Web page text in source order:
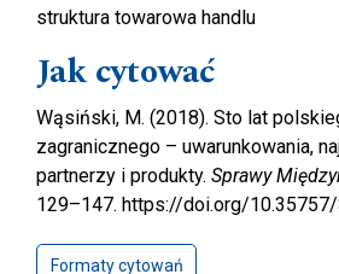
struktura towarowa handlu
Jak cytować
Wąsiński, M. (2018). Sto lat
zagranicznego – uwarunkowania,
partnerzy i produkty. Sprawy
129–147. https://doi.org/10.35757/
Formaty cytowań